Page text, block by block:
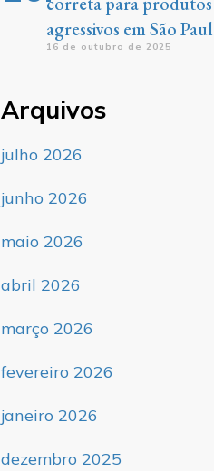
agressivos em São
16 de outubro de 2025
Arquivos
julho 2026
junho 2026
maio 2026
abril 2026
março 2026
fevereiro 2026
janeiro 2026
dezembro 2025